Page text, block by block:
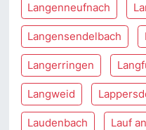
Langenneufnach
Langensendelbach
Langerringen
Langweid
Laudenbach Lauf